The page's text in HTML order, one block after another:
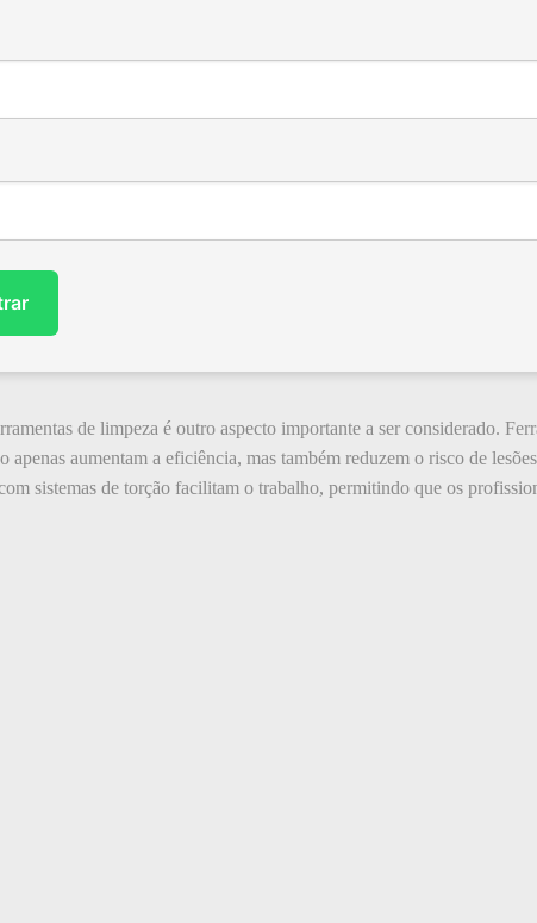
de limpeza é outro aspecto importante a ser considerado.
apenas aumentam a eficiência, mas também reduzem o risco de
sistemas de torção facilitam o trabalho, permitindo que os